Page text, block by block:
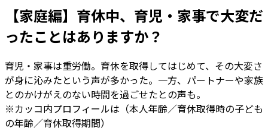
【家庭編】育休中、育児・家事で大変だ
ったことはありますか？
育児・家事は重労働。育休を取得してはじめて、その大変さ
が身に沁みたという声が多かった。一方、パートナーや家族
とのかけがえのない時間を過ごせたとの声も。
※カッコ内プロフィールは（本人年齢／育休取得時の子ども
の年齢／育休取得期間）